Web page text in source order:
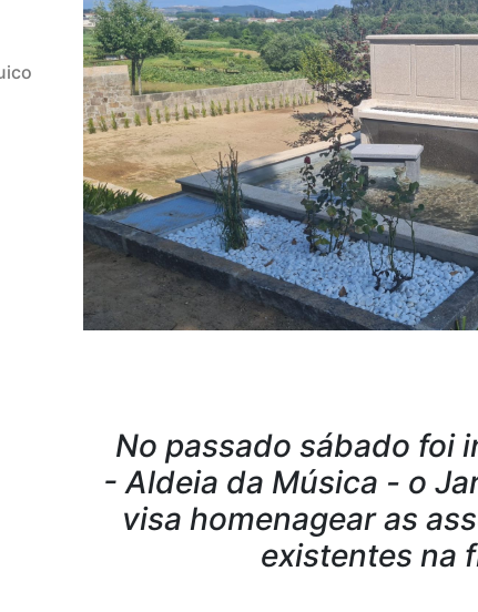
No passado sábado foi
- Aldeia da Música - o
visa homenagear as
existentes na